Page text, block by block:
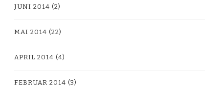
JUNI 2014 (2)
MAI 2014 (22)
APRIL 2014 (4)
FEBRUAR 2014 (3)